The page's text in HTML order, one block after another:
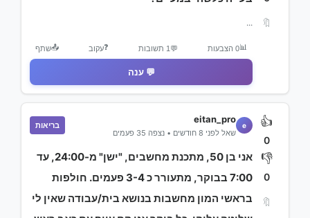
🔖
...
📊0 הצבעות 💬 1 תשובות ❓עקוב 📤שתף
💬 ענה
👍
0
👎
0
🔖
e
eitan_pro
שאל לפני 8 חודשים • נצפה 35 פעמים
בריאות
אני בן 50, מתכנת מחשבים, "ישן" מ-24:00, עד
7:00 בבוקר, מתעורר כ 3-4 פעמים. חולפות
בראשי המון מחשבות בנושא בית/עבודה שאין לי